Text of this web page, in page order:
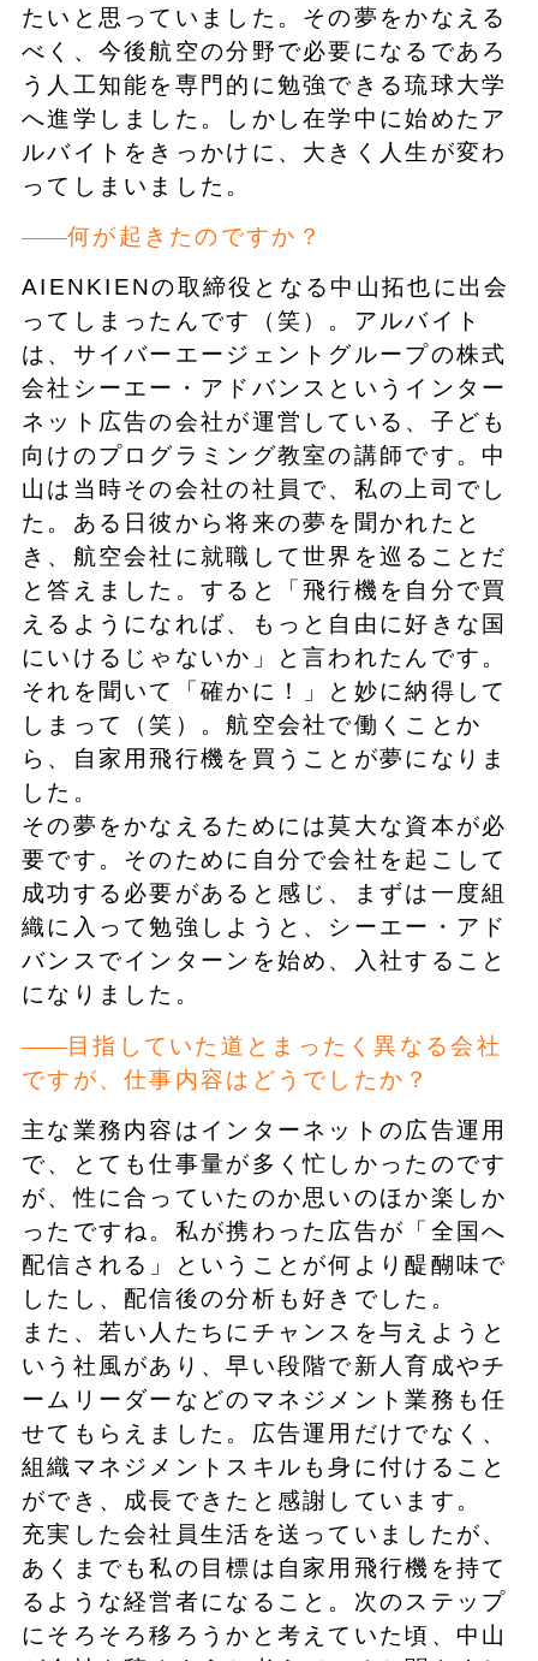
たいと思っていました。その夢をかなえる
べく、今後航空の分野で必要になるであろ
う人工知能を専門的に勉強できる琉球大学
へ進学しました。しかし在学中に始めたア
ルバイトをきっかけに、大きく人生が変わ
ってしまいました。
何が起きたのですか？
AIENKIENの取締役となる中山拓也に出会
ってしまったんです（笑）。アルバイト
は、サイバーエージェントグループの株式
会社シーエー・アドバンスというインター
ネット広告の会社が運営している、子ども
向けのプログラミング教室の講師です。中
山は当時その会社の社員で、私の上司でし
た。ある日彼から将来の夢を聞かれたと
き、航空会社に就職して世界を巡ることだ
と答えました。すると「飛行機を自分で買
えるようになれば、もっと自由に好きな国
にいけるじゃないか」と言われたんです。
それを聞いて「確かに！」と妙に納得して
しまって（笑）。航空会社で働くことか
ら、自家用飛行機を買うことが夢になりま
した。
その夢をかなえるためには莫大な資本が必
要です。そのために自分で会社を起こして
成功する必要があると感じ、まずは一度組
織に入って勉強しようと、シーエー・アド
バンスでインターンを始め、入社すること
になりました。
目指していた道とまったく異なる会社
ですが、仕事内容はどうでしたか？
主な業務内容はインターネットの広告運用
で、とても仕事量が多く忙しかったのです
が、性に合っていたのか思いのほか楽しか
ったですね。私が携わった広告が「全国へ
配信される」ということが何より醍醐味で
したし、配信後の分析も好きでした。
また、若い人たちにチャンスを与えようと
いう社風があり、早い段階で新人育成やチ
ームリーダーなどのマネジメント業務も任
せてもらえました。広告運用だけでなく、
組織マネジメントスキルも身に付けること
ができ、成長できたと感謝しています。
充実した会社員生活を送っていましたが、
あくまでも私の目標は自家用飛行機を持て
るような経営者になること。次のステップ
にそろそろ移ろうかと考えていた頃、中山